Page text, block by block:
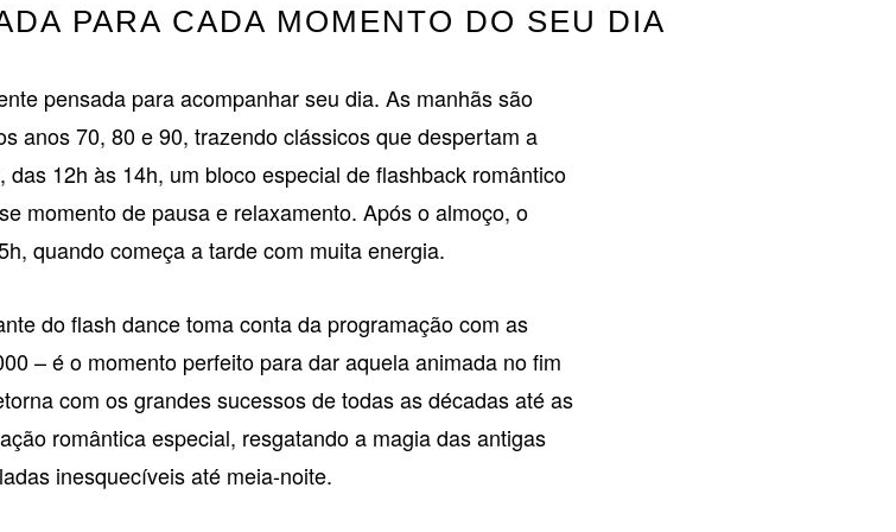
PARA CADA MOMENTO DO SEU DIA
pensada para acompanhar seu dia. As manhãs são
anos 70, 80 e 90, trazendo clássicos que despertam a
12h às 14h, um bloco especial de flashback romântico
momento de pausa e relaxamento. Após o almoço, o
quando começa a tarde com muita energia.
do flash dance toma conta da programação com as
– é o momento perfeito para dar aquela animada no fim
com os grandes sucessos de todas as décadas até as
romântica especial, resgatando a magia das antigas
inesquecíveis até meia-noite.